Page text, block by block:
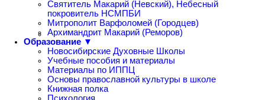
Святитель Макарий (Невский), Небесный
покровитель НСМПБИ
Митрополит Варфоломей (Городцев)
Архимандрит Макарий (Реморов)
Образование ▼
Новосибирские Духовные Школы
Учебные пособия и материалы
Материалы по ИППЦ
Основы православной культуры в школе
Книжная полка